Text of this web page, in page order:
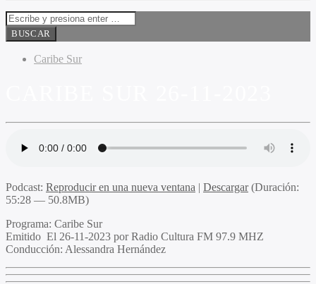
Caribe Sur
Podcast: Reproducir en una nueva ventana | Descargar(Duración:
55:28 — 50.8MB)
Programa: Caribe Sur
Emitido El 26-11-2023 por Radio Cultura FM 97.9 MHZ
Conducción: Alessandra Hernández